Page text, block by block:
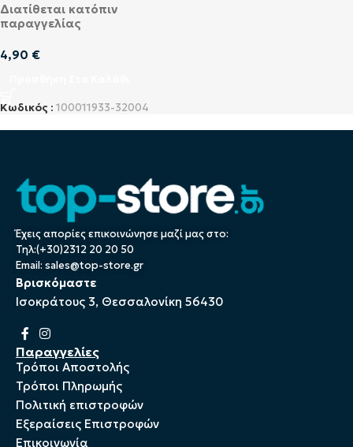
Διατίθεται κατόπιν
παραγγελίας
4,90 €
Κωδικός : 100011933-32004
Έχεις απορίες επικοινώνησε μαζί μας στο:
Τηλ:(+30)2312 20 20 50
Email: sales@top-store.gr
Βρισκόμαστε
Ισοκράτους 3, Θεσσαλονίκη 56430
Παραγγελίες
Τρόποι Αποστολής
Τρόποι Πληρωμής
Πολιτική επιστροφών
Εξεραίσεις Επιστροφών
Επικοινωνία